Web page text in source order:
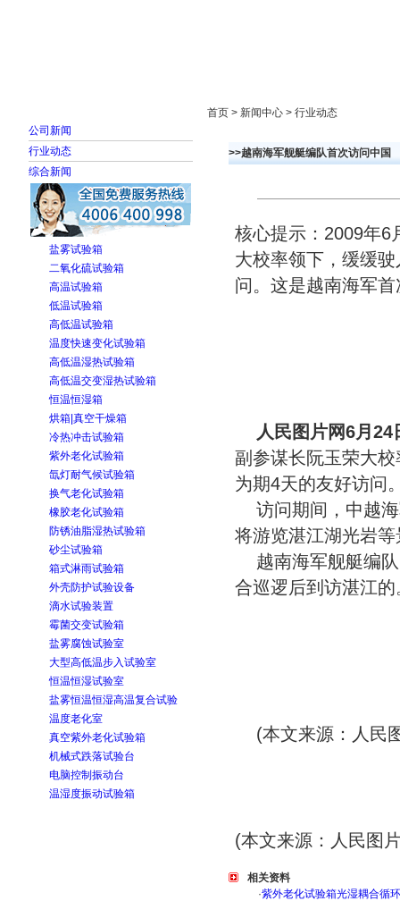
公司新闻
行业动态
综合新闻
盐雾试验箱
二氧化硫试验箱
高温试验箱
低温试验箱
高低温试验箱
温度快速变化试验箱
高低温湿热试验箱
高低温交变湿热试验箱
恒温恒湿箱
烘箱|真空干燥箱
冷热冲击试验箱
紫外老化试验箱
氙灯耐气候试验箱
换气老化试验箱
橡胶老化试验箱
防锈油脂湿热试验箱
砂尘试验箱
箱式淋雨试验箱
外壳防护试验设备
滴水试验装置
霉菌交变试验箱
盐雾腐蚀试验室
大型高低温步入试验室
恒温恒湿试验室
盐雾恒温恒湿高温复合试验
温度老化室
真空紫外老化试验箱
机械式跌落试验台
电脑控制振动台
温湿度振动试验箱
首页 > 新闻中心 > 行业动态
>>越南海军舰艇编队首次访问中国
核心提示：2009年6
大校率领下，缓缓
问。这是越南海军
人民图片网6月24
副参谋长阮玉荣大
为期4天的友好访问
访问期间，中越
将游览湛江湖光岩等
越南海军舰艇编
合巡逻后到访湛江
(本文来源：人民
(本文来源：人民图
相关资料
·紫外老化试验箱光湿耦合循